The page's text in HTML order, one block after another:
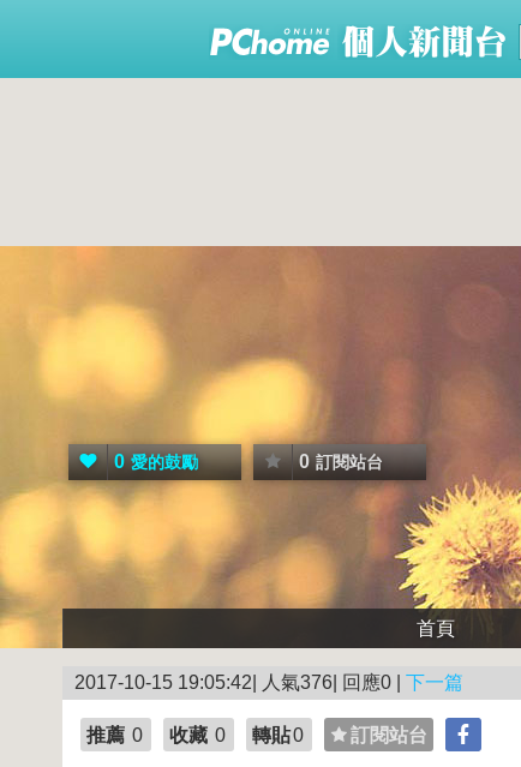
0 愛的鼓勵 0 訂閱站台
首頁
2017-10-15 19:05:42| 人氣376| 回應0 | 下一篇
推薦 0 收藏 0 轉貼0 訂閱站台